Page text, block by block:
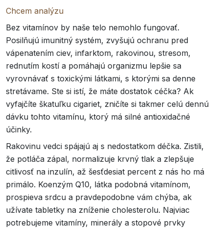
Chcem analýzu
Bez vitamínov by naše telo nemohlo fungovať.
Posilňujú imunitný systém, zvyšujú ochranu pred
vápenatením ciev, infarktom, rakovinou, stresom,
rednutím kostí a pomáhajú organizmu lepšie sa
vyrovnávať s toxickými látkami, s ktorými sa denne
stretávame. Ste si istí, že máte dostatok céčka? Ak
vyfajčíte škatuľku cigariet, zničíte si takmer celú dennú
dávku tohto vitamínu, ktorý má silné antioxidačné
účinky.
Rakovinu vedci spájajú aj s nedostatkom déčka. Zistili,
že potláča zápal, normalizuje krvný tlak a zlepšuje
citlivosť na inzulín, až šesťdesiat percent z nás ho má
primálo. Koenzým Q10, látka podobná vitamínom,
prospieva srdcu a pravdepodobne vám chýba, ak
užívate tabletky na zníženie cholesterolu. Najviac
potrebujeme vitamíny, minerály a stopové prvky